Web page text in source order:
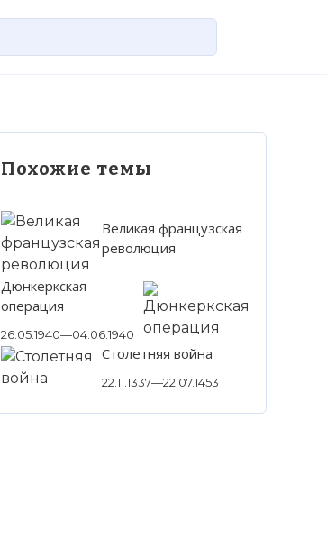
Похожие темы
Великая французская
революция
Дюнкеркская
операция
26.05.1940—04.06.1940
Столетняя война
22.11.1337—22.07.1453